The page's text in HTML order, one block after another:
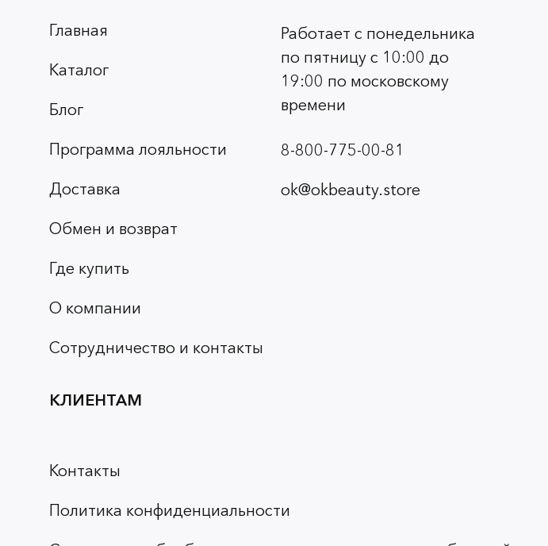
Главная
Каталог
Блог
Программа лояльности
Доставка
Обмен и возврат
Где купить
О компании
Сотрудничество и контакты
КЛИЕНТАМ
Контакты
Политика конфиденциальности
Работает с понедельника
по пятницу с 10:00 до
19:00 по московскому
времени
8-800-775-00-81
ok@okbeauty.store